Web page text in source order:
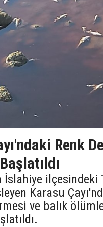
Renk
İslahiye ilçesindeki
Karasu
ve balık